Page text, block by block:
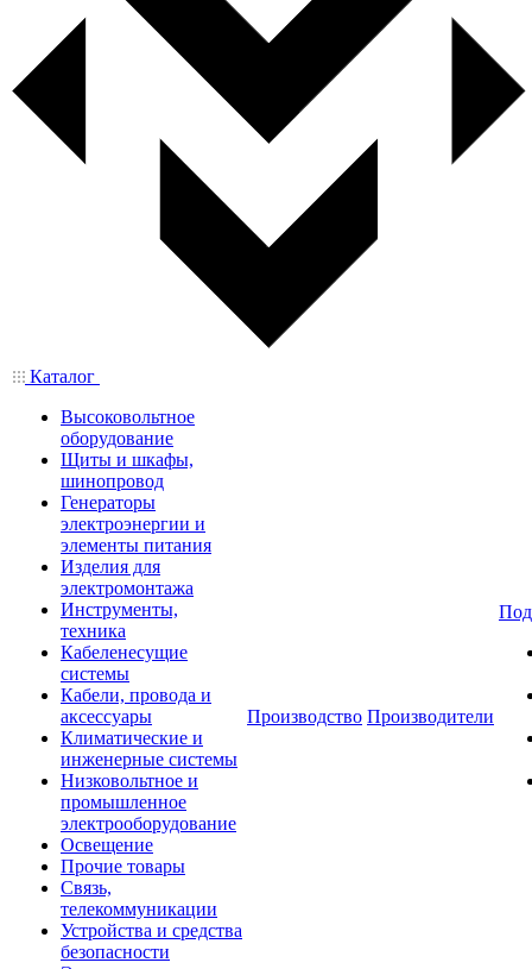
Каталог
Высоковольтное
оборудование
Щиты и шкафы,
шинопровод
Генераторы
электроэнергии и
элементы питания
Изделия для
электромонтажа
Инструменты,
техника
Кабеленесущие
системы
Кабели, провода и
аксессуары
Климатические и
инженерные системы
Низковольтное и
промышленное
электрооборудование
Освещение
Прочие товары
Связь,
телекоммуникации
Устройства и средства
безопасности
Производство Производители